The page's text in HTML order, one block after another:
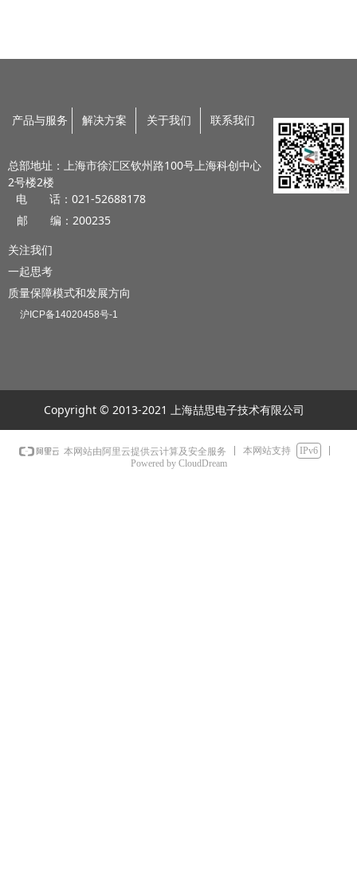
Copyright © 2013-2021 上海喆思电子技术有限公司
产品与服务 解决方案 关于我们 联系我们
沪ICP备14020458号-1
总部地址：上海市徐汇区钦州路100号上海科创中心
2号楼2楼
电 话：021-52688178
邮 编：200235
质量保障模式和发展方向
关注我们
一起思考
本网站由阿里云提供云计算及安全服务 本网站支持
IPv6
Powered by CloudDream